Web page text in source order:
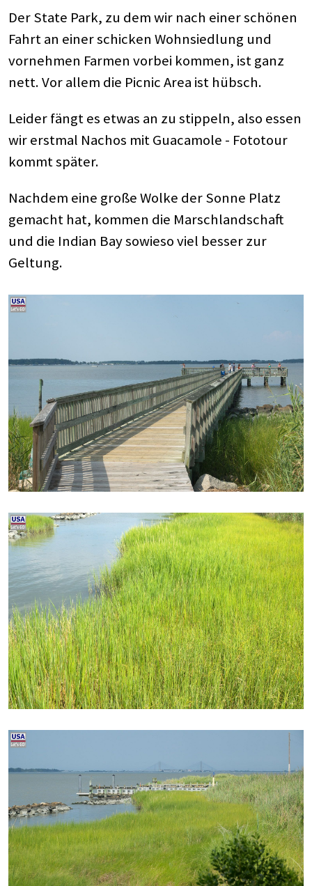
Der State Park, zu dem wir nach einer schönen
Fahrt an einer schicken Wohnsiedlung und
vornehmen Farmen vorbei kommen, ist ganz
nett. Vor allem die Picnic Area ist hübsch.
Leider fängt es etwas an zu stippeln, also essen
wir erstmal Nachos mit Guacamole - Fototour
kommt später.
Nachdem eine große Wolke der Sonne Platz
gemacht hat, kommen die Marschlandschaft
und die Indian Bay sowieso viel besser zur
Geltung.